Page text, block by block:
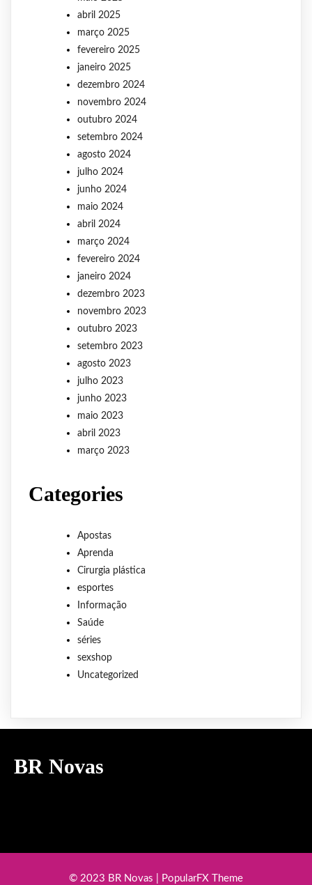
abril 2025
março 2025
fevereiro 2025
janeiro 2025
dezembro 2024
novembro 2024
outubro 2024
setembro 2024
agosto 2024
julho 2024
junho 2024
maio 2024
abril 2024
março 2024
fevereiro 2024
janeiro 2024
dezembro 2023
novembro 2023
outubro 2023
setembro 2023
agosto 2023
julho 2023
junho 2023
maio 2023
abril 2023
março 2023
Categories
Apostas
Aprenda
Cirurgia plástica
esportes
Informação
Saúde
séries
sexshop
Uncategorized
BR Novas
© 2023 BR Novas | PopularFX Theme